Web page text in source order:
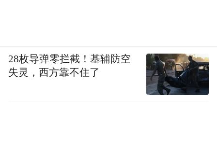
28枚导弹零拦截！基辅防空
失灵，西方靠不住了